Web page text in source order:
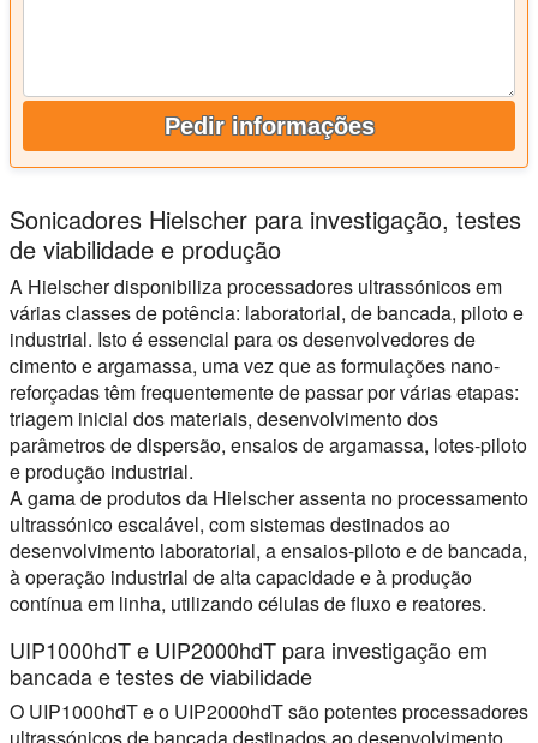
Pedir informações
Sonicadores Hielscher para investigação, testes
de viabilidade e produção
A Hielscher disponibiliza processadores ultrassónicos em
várias classes de potência: laboratorial, de bancada, piloto e
industrial. Isto é essencial para os desenvolvedores de
cimento e argamassa, uma vez que as formulações nano-
reforçadas têm frequentemente de passar por várias etapas:
triagem inicial dos materiais, desenvolvimento dos
parâmetros de dispersão, ensaios de argamassa, lotes-piloto
e produção industrial.
A gama de produtos da Hielscher assenta no processamento
ultrassónico escalável, com sistemas destinados ao
desenvolvimento laboratorial, a ensaios-piloto e de bancada,
à operação industrial de alta capacidade e à produção
contínua em linha, utilizando células de fluxo e reatores.
UIP1000hdT e UIP2000hdT para investigação em
bancada e testes de viabilidade
O UIP1000hdT e o UIP2000hdT são potentes processadores